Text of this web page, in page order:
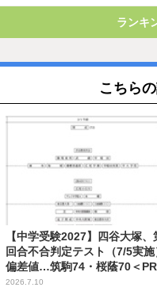
ランキ
こちら
【中学受験2027】四谷大塚、
回合不合判定テスト（7/5実施
偏差値…筑駒74・桜蔭70＜PR
2026.7.10